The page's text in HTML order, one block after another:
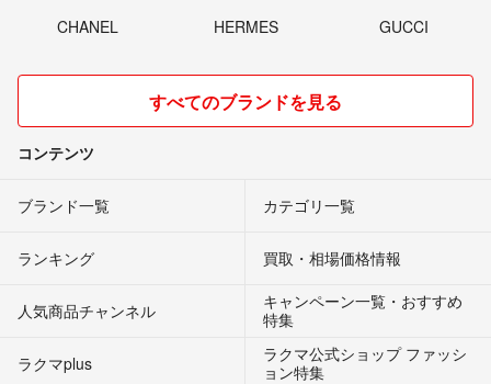
CHANEL HERMES GUCCI
すべてのブランドを見る
コンテンツ
ブランド一覧 カテゴリ一覧
ランキング 買取・相場価格情報
人気商品チャンネル
キャンペーン一覧・おすすめ
特集
ラクマplus
ラクマ公式ショップ ファッシ
ョン特集